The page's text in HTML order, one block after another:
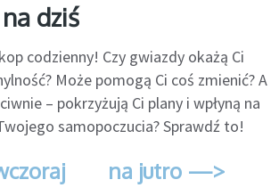
dziś
codzienny! Czy gwiazdy okażą Ci
Może pomogą Ci coś zmienić? A
– pokrzyżują Ci plany i wpłyną na
samopoczucia? Sprawdź to!
na jutro —>